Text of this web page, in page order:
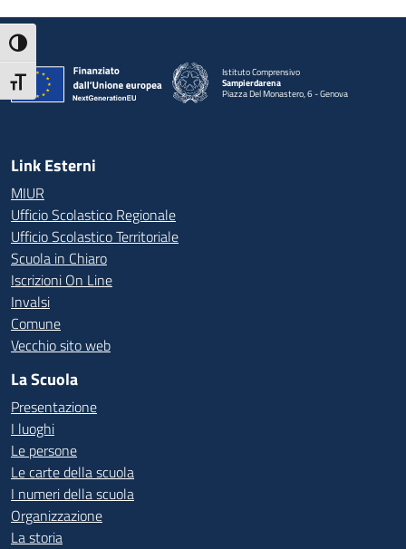
Attiva/disattiva alto contrasto
Attiva/disattiva dimensione testo
Istituto Comprensivo
Sampierdarena
Piazza Del Monastero, 6 - Genova
— Visita la pagina iniziale della scuola
Link Esterni
MIUR
Ufficio Scolastico Regionale
Ufficio Scolastico Territoriale
Scuola in Chiaro
Iscrizioni On Line
Invalsi
Comune
Vecchio sito web
La Scuola
Presentazione
I luoghi
Le persone
Le carte della scuola
I numeri della scuola
Organizzazione
La storia